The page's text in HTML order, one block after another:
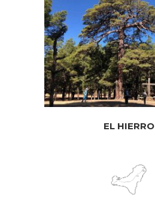
EL HIERRO